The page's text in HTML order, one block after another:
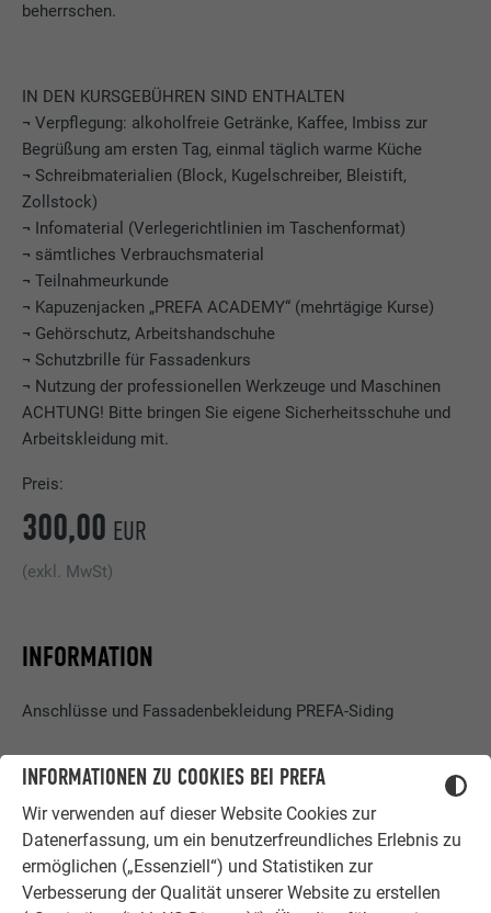
INFORMATIONEN ZU COOKIES BEI PREFA
Wir verwenden auf dieser Website Cookies zur
Datenerfassung, um ein benutzerfreundliches Erlebnis zu
ermöglichen („Essenziell“) und Statistiken zur
Verbesserung der Qualität unserer Website zu erstellen
beherrschen.
IN DEN KURSGEBÜHREN SIND ENTHALTEN
¬Verpflegung: alkoholfreie Getränke, Kaffee, Imbiss zur
Begrüßung am ersten Tag, einmal täglich warme Küche
¬ Schreibmaterialien (Block, Kugelschreiber, Bleistift,
Zollstock)
¬ Infomaterial (Verlegerichtlinien im Taschenformat)
¬ sämtliches Verbrauchsmaterial
¬Teilnahmeurkunde
¬ Kapuzenjacken „PREFA ACADEMY“ (mehrtägige Kurse)
¬ Gehörschutz, Arbeitshandschuhe
¬ Schutzbrille für Fassadenkurs
¬ Nutzung der professionellen Werkzeuge und Maschinen
ACHTUNG! Bitte bringen Sie eigene Sicherheitsschuhe und
Arbeitskleidung mit.
Preis:
300,00 EUR
(exkl. MwSt)
INFORMATION
Anschlüsse und Fassadenbekleidung PREFA-Siding
¬ Historie der Firma PREFA
¬ Produktvorstellung (Fassadenprodukte)
¬ Fassadenunterkonstruktion RDS
¬ Vorteile der vorgehängten hinterlüfteten Fassade